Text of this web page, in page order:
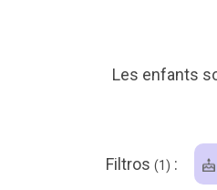
Les enfants
Filtros (1) :